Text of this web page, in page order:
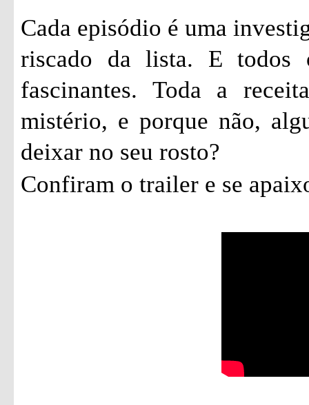
Cada episódio é uma
riscado da lista. E todos
fascinantes. Toda a
mistério, e porque não,
deixar no seu rosto?
Confiram o trailer e se